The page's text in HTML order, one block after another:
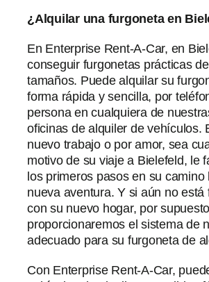
¿Alquilar una furgoneta en
En Enterprise Rent-A-Car, en
conseguir furgonetas prácticas
tamaños. Puede alquilar su
forma rápida y sencilla, por
persona en cualquiera de
oficinas de alquiler de vehículos.
nuevo trabajo o por amor, sea
motivo de su viaje a Bielefeld, le
los primeros pasos en su camino
nueva aventura. Y si aún no está
con su nuevo hogar, por
proporcionaremos el sistema de
adecuado para su furgoneta de
Con Enterprise Rent-A-Car,